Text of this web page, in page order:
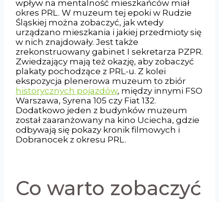
wpływ na mentalność mieszkańców miał
okres PRL. W muzeum tej epoki w Rudzie
Śląskiej można zobaczyć, jak wtedy
urządzano mieszkania i jakiej przedmioty się
w nich znajdowały. Jest także
zrekonstruowany gabinet I sekretarza PZPR.
Zwiedzający mają też okazję, aby zobaczyć
plakaty pochodzące z PRL-u. Z kolei
ekspozycja plenerowa muzeum to zbiór
historycznych pojazdów, między innymi FSO
Warszawa, Syrena 105 czy Fiat 132.
Dodatkowo jeden z budynków muzeum
został zaaranżowany na kino Uciecha, gdzie
odbywają się pokazy kronik filmowych i
Dobranocek z okresu PRL.
Co warto zobaczyć